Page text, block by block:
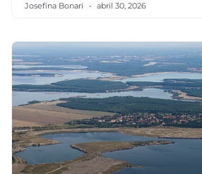
Josefina Bonari abril 30, 2026